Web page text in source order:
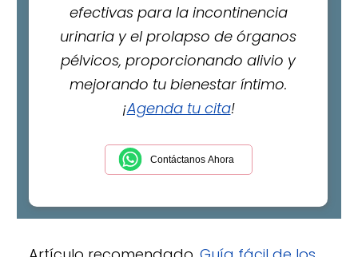
efectivas para la incontinencia
urinaria y el prolapso de órganos
pélvicos, proporcionando alivio y
mejorando tu bienestar íntimo.
¡Agenda tu cita!
Contáctanos Ahora